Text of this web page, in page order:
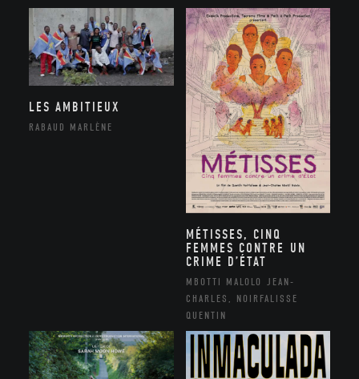
LES AMBITIEUX
RABAUD MARLÈNE
MÉTISSES, CINQ
FEMMES CONTRE UN
CRIME D’ÉTAT
MBOTTI MALOLO JEAN-
CHARLES, NOIRFALISSE
QUENTIN